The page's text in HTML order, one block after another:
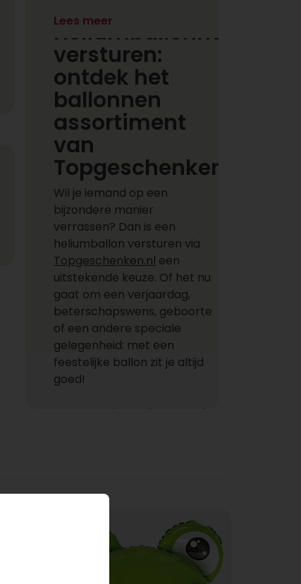
Heliumballonnen
versturen:
ontdek het
ballonnen
assortiment
van
Topgeschenken.nl
Wil je iemand op een
bijzondere manier
verrassen? Dan is een
heliumballon versturen via
Topgeschenken.nl een
uitstekende keuze. Of het nu
gaat om een verjaardag,
beterschapswens, geboorte
of een andere speciale
gelegenheid: met een
feestelijke ballon zit je altijd
goed!
Ons assortiment bestaat uit
compleet cadeaupakket.
met drie ballonnen in
bijpassende kleuren, of
Lees meer